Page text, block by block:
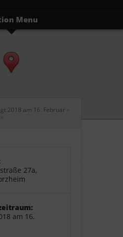
Menu
2018 am 16. Februar »
»
27a,
am 16.